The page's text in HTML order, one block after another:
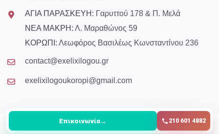
ΑΓΙΑ ΠΑΡΑΣΚΕΥΗ: Γαρυττού 178 & Π. Μελά
ΝΕΑ ΜΑΚΡΗ: Λ. Μαραθώνος 59
ΚΟΡΩΠΙ: Λεωφόρος Βασιλέως Κωνσταντίνου 236
contact@exelixilogou.gr
exelixilogoukoropi@gmail.com
All Rights Reserved exelixilogou
Επικοινωνία→ 210 601 4882